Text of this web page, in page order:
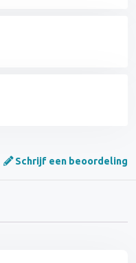
Schrijf een beoordeling